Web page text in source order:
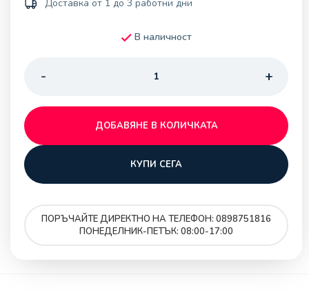
Доставка от 1 до 3 работни дни
В наличност
ДОБАВЯНЕ В КОЛИЧКАТА
КУПИ СЕГА
ПОРЪЧАЙТЕ ДИРЕКТНО НА ТЕЛЕФОН: 0898751816
ПОНЕДЕЛНИК-ПЕТЪК: 08:00-17:00